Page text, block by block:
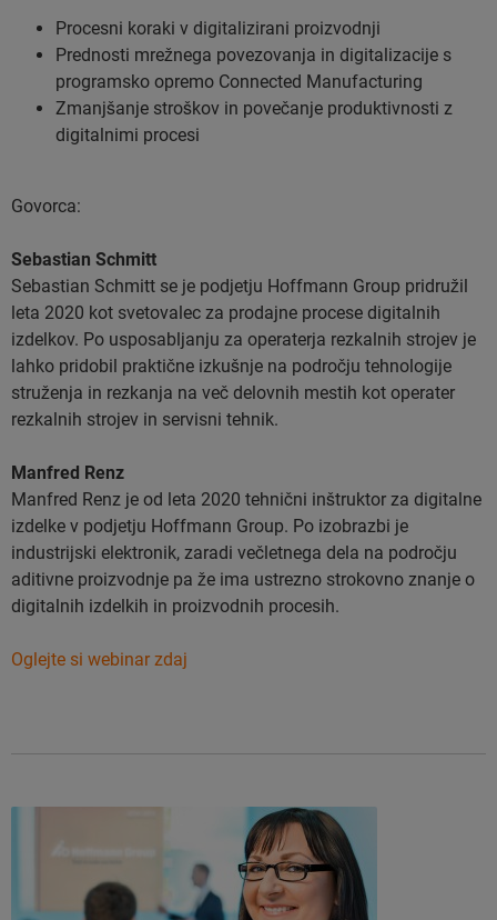
Procesni koraki v digitalizirani proizvodnji
Prednosti mrežnega povezovanja in digitalizacije s
programsko opremo Connected Manufacturing
Zmanjšanje stroškov in povečanje produktivnosti z
digitalnimi procesi
Govorca:
Sebastian Schmitt
Sebastian Schmitt se je podjetju Hoffmann Group pridružil
leta 2020 kot svetovalec za prodajne procese digitalnih
izdelkov. Po usposabljanju za operaterja rezkalnih strojev je
lahko pridobil praktične izkušnje na področju tehnologije
struženja in rezkanja na več delovnih mestih kot operater
rezkalnih strojev in servisni tehnik.
Manfred Renz
Manfred Renz je od leta 2020 tehnični inštruktor za digitalne
izdelke v podjetju Hoffmann Group. Po izobrazbi je
industrijski elektronik, zaradi večletnega dela na področju
aditivne proizvodnje pa že ima ustrezno strokovno znanje o
digitalnih izdelkih in proizvodnih procesih.
Oglejte si webinar zdaj